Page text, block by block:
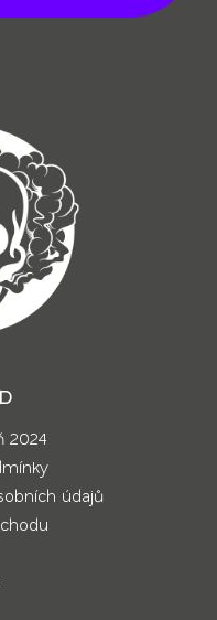
2024
údajů